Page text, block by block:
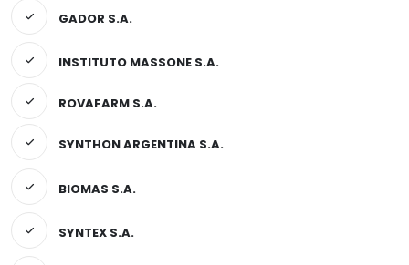
GADOR S.A.
INSTITUTO MASSONE S.A.
ROVAFARM S.A.
SYNTHON ARGENTINA S.A.
BIOMAS S.A.
SYNTEX S.A.